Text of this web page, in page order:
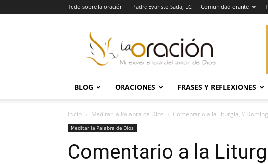
Todo sobre la oración Padre Evaristo Sada, LC Comunidad orante
Oración
BLOG ORACIONES FRASES Y REFLEXIONES
Inicio Meditar la Palabra de Dios Comentario a la Liturgia, V
Meditar la Palabra de Dios
Comentario a la